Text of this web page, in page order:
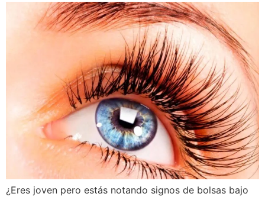
¿Eres joven pero estás notando signos de bolsas bajo